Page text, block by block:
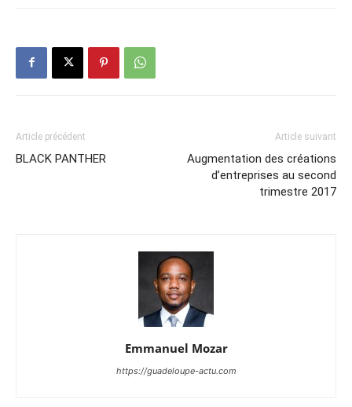
Article précédent
BLACK PANTHER
Article suivant
Augmentation des créations
d’entreprises au second
trimestre 2017
Emmanuel Mozar
https://guadeloupe-actu.com